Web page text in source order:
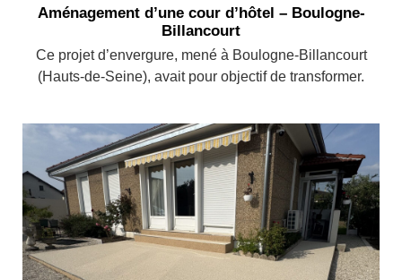
Aménagement d’une cour d’hôtel – Boulogne-
Billancourt
Ce projet d’envergure, mené à Boulogne-Billancourt
(Hauts-de-Seine), avait pour objectif de transformer.